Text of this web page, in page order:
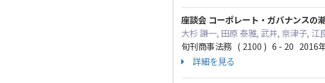
座談会 コーポレート・ガバナンスの
大杉 謙一, 田原 泰雅, 武井, 奈津子, 江
旬刊商事法務 ( 2100 ) 6 - 20 2016
詳細を見る